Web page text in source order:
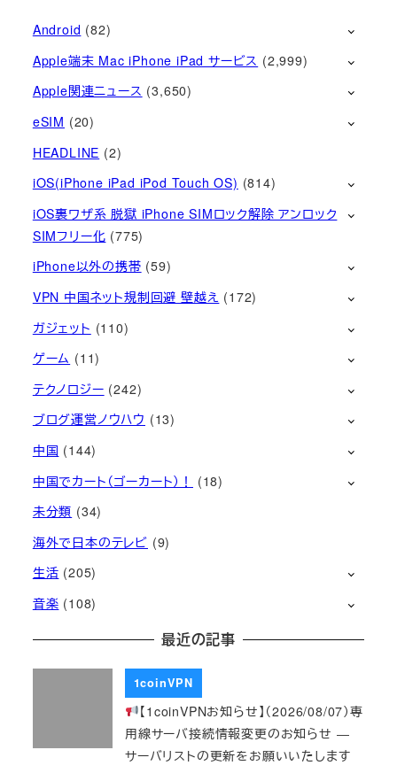
Android (82)
Apple端末 Mac iPhone iPad サービス (2,999)
Apple関連ニュース (3,650)
eSIM (20)
HEADLINE (2)
iOS(iPhone iPad iPod Touch OS) (814)
iOS裏ワザ系 脱獄 iPhone SIMロック解除 アンロック
SIMフリー化 (775)
iPhone以外の携帯 (59)
VPN 中国ネット規制回避 壁越え (172)
ガジェット (110)
ゲーム (11)
テクノロジー (242)
ブログ運営ノウハウ (13)
中国 (144)
中国でカート（ゴーカート）！
(18)
未分類 (34)
海外で日本のテレビ (9)
生活 (205)
音楽 (108)
最近の記事
1coinVPN
【1coinVPNお知らせ】（2026/08/07）専
用線サーバ接続情報変更のお知らせ ―
サーバリストの更新をお願いいたします